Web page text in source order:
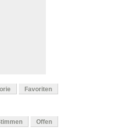
Favoriten
Offen